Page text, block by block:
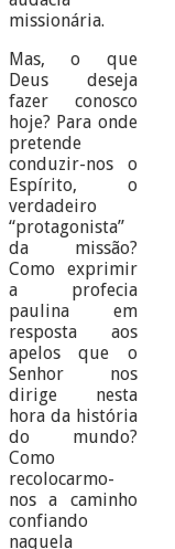
missionária.
Mas, o que
Deus deseja
fazer conosco
hoje? Para onde
pretende
conduzir-nos o
Espírito, o
verdadeiro
“protagonista”
da missão?
Como exprimir
a profecia
paulina em
resposta aos
apelos que o
Senhor nos
dirige nesta
hora da história
do mundo?
Como
recolocarmo-
nos a caminho
confiando
naquela